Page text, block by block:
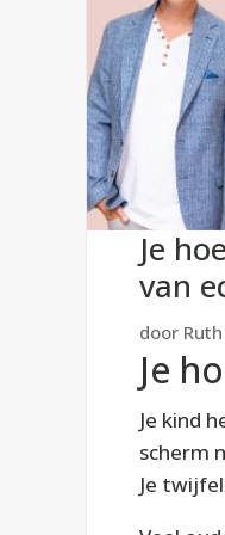
Je
van
door Ruth
Je
Je kind
scherm
Je